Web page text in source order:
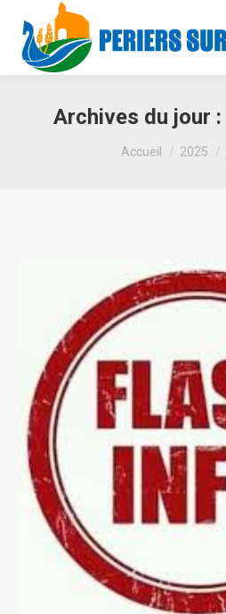
Archives du jour :
Vous êtes ici :
Accueil 2025